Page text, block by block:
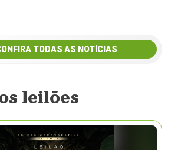
os setores estratégicos
TODAS AS NOTÍCIAS
leilões